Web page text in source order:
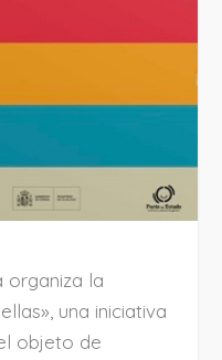
organiza la
una iniciativa
objeto de